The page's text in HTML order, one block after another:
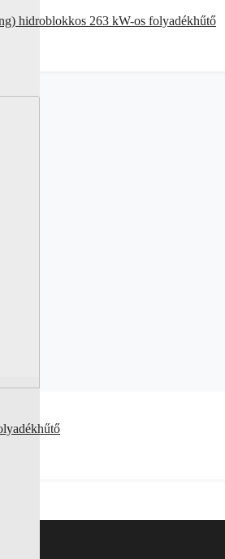
hidroblokkos 263 kW-os folyadékhűtő